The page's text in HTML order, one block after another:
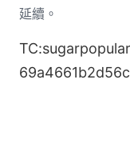
延續。